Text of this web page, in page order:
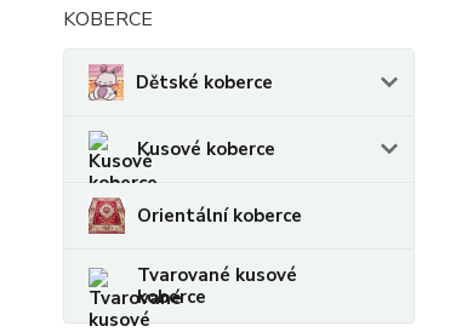
KOBERCE
Dětské koberce
Kusové koberce
Orientální koberce
Tvarované kusové
koberce